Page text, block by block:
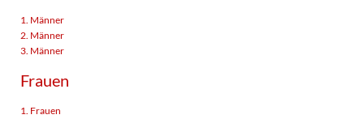
1. Männer
2. Männer
3. Männer
Frauen
1. Frauen